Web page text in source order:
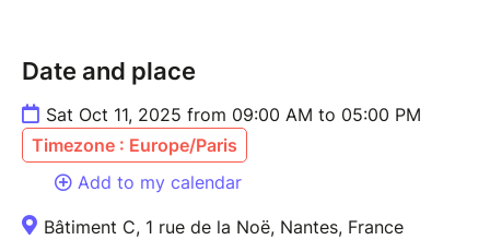
Date and place
Sat Oct 11, 2025 from 09:00 AM to 05:00 PM
Timezone : Europe/Paris
Add to my calendar
Bâtiment C, 1 rue de la Noë, Nantes, France